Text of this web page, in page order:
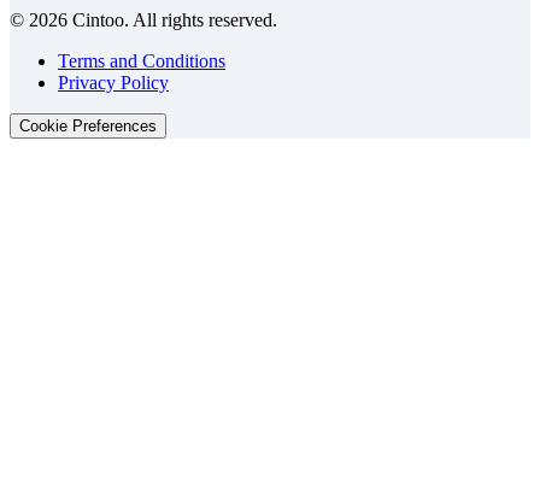
© 2026 Cintoo. All rights reserved.
Terms and Conditions
Privacy Policy
Cookie Preferences